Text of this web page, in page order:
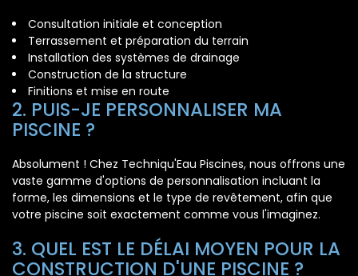
Consultation initiale et conception
Terrassement et préparation du terrain
Installation des systèmes de drainage
Construction de la structure
Finitions et mise en route
2. PUIS-JE PERSONNALISER MA
PISCINE ?
Absolument ! Chez Techniqu'Eau Piscines, nous offrons une
vaste gamme d'options de personnalisation incluant la
forme, les dimensions et le type de revêtement, afin que
votre piscine soit exactement comme vous l'imaginez.
3. QUEL EST LE DÉLAI MOYEN POUR LA
CONSTRUCTION D'UNE PISCINE ?